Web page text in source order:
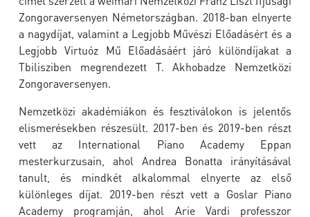
Zongoraversenyen Németországban. 2018-ban elnyerte
a nagydíjat, valamint a Legjobb Művészi Előadásért és a
Legjobb Virtuóz Mű Előadásáért járó különdíjakat a
Tbilisziben megrendezett T. Akhobadze Nemzetközi
Zongoraversenyen.
Nemzetközi akadémiákon és fesztiválokon is jelentős
elismerésekben részesült. 2017-ben és 2019-ben részt
vett az International Piano Academy Eppan
mesterkurzusain, ahol Andrea Bonatta irányításával
tanult, és mindkét alkalommal elnyerte az első
különleges díjat. 2019-ben részt vett a Goslar Piano
Academy programján, ahol Arie Vardi professzor